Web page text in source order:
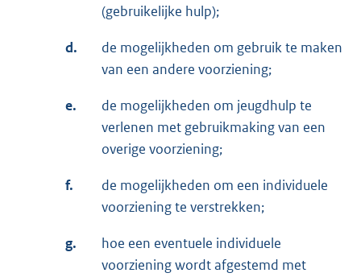
(gebruikelijke hulp);
d.
de mogelijkheden om gebruik te maken
van een andere voorziening;
e.
de mogelijkheden om jeugdhulp te
verlenen met gebruikmaking van een
overige voorziening;
f.
de mogelijkheden om een individuele
voorziening te verstrekken;
g.
hoe een eventuele individuele
voorziening wordt afgestemd met